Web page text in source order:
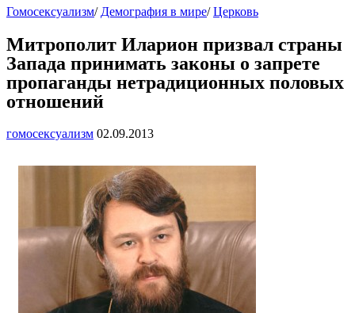
Гомосексуализм/ Демография в мире/Церковь
Митрополит Иларион призвал страны
Запада принимать законы о запрете
пропаганды нетрадиционных половых
отношений
гомосексуализм 02.09.2013